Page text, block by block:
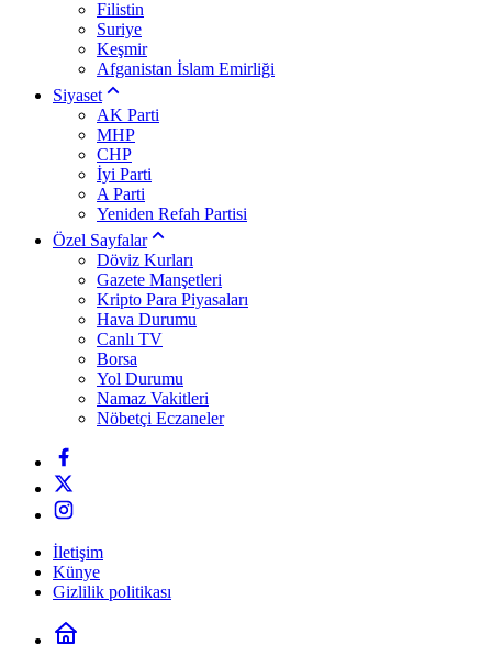
Filistin
Suriye
Keşmir
Afganistan İslam Emirliği
Siyaset
AK Parti
MHP
CHP
İyi Parti
A Parti
Yeniden Refah Partisi
Özel Sayfalar
Döviz Kurları
Gazete Manşetleri
Kripto Para Piyasaları
Hava Durumu
Canlı TV
Borsa
Yol Durumu
Namaz Vakitleri
Nöbetçi Eczaneler
İletişim
Künye
Gizlilik politikası